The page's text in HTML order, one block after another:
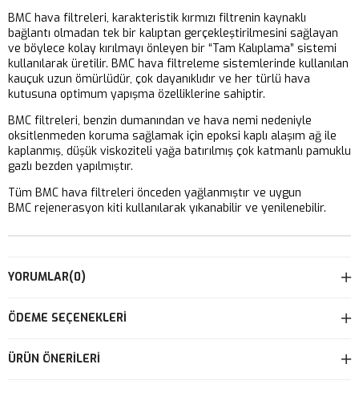
BMC hava filtreleri, karakteristik kırmızı filtrenin kaynaklı
bağlantı olmadan tek bir kalıptan gerçekleştirilmesini sağlayan
ve böylece kolay kırılmayı önleyen bir “Tam Kalıplama” sistemi
kullanılarak üretilir. BMC hava filtreleme sistemlerinde kullanılan
kauçuk uzun ömürlüdür, çok dayanıklıdır ve her türlü hava
kutusuna optimum yapışma özelliklerine sahiptir.
BMC filtreleri, benzin dumanından ve hava nemi nedeniyle
oksitlenmeden koruma sağlamak için epoksi kaplı alaşım ağ ile
kaplanmış, düşük viskoziteli yağa batırılmış çok katmanlı pamuklu
gazlı bezden yapılmıştır.
Tüm BMC hava filtreleri önceden yağlanmıştır ve uygun
BMC rejenerasyon kiti kullanılarak yıkanabilir ve yenilenebilir.
YORUMLAR(0)
ÖDEME SEÇENEKLERI
ÜRÜN ÖNERILERI